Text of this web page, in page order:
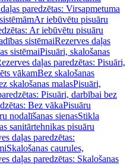
paredzētas: Virsapmetuma
Ar iebūvētu pisuāru
Ar iebūvētu pisuāru
sistēmaiRezerves daļas
sistēmaiPisuāri, skalošanas
daļas paredzētas: Pisuāri,
vākamBez skalošanas
skalošanas malasPisuāri,
Pisuāri, darbībai bez
Bez vākaPisuāru
nodalīšanas sienasStikla
sanitārtehnikas pisuāru
daļas paredzētas:
Skalošanas caurules,
daļas paredzētas: Skalošanas